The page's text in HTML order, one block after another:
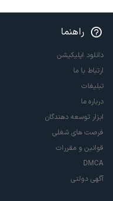
راهنما
دانلود اپلیکیشن
ارتباط با ما
تبلیغات
درباره ما
ابزار توسعه دهندگان
فرصت های شغلی
قوانین و مقررات
DMCA
آگهی دولتی